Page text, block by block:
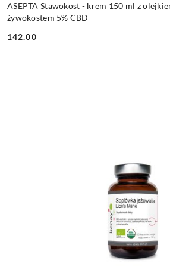
ASEPTA Stawokost - krem 150 ml z
żywokostem 5% CBD
Cena:
142.00